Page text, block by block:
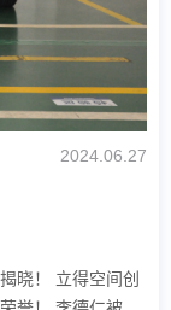
2024.06.27